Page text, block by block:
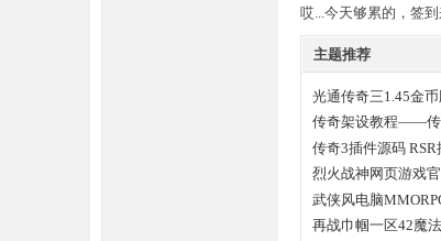
哎...今天够累的，签到
主题推荐
光通传奇三1.45金
献
传奇架设教程——传
传奇3插件源码
烈火战神网页游戏
武侠风电脑
再战巾帼一区42魔